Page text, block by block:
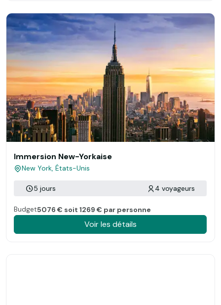
Immersion New-Yorkaise
New York, États-Unis
5 jours 4 voyageurs
Budget5076 € soit 1269 € par personne
Voir les détails